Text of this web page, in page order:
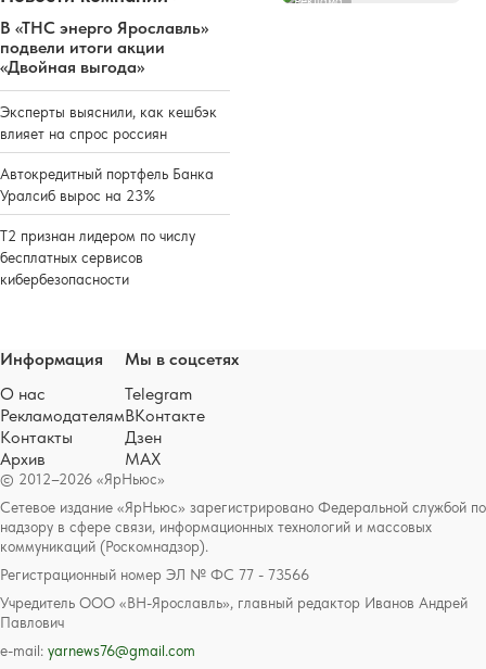
В «ТНС энерго Ярославль»
подвели итоги акции
«Двойная выгода»
Эксперты выяснили, как кешбэк
влияет на спрос россиян
Автокредитный портфель Банка
Уралсиб вырос на 23%
Т2 признан лидером по числу
бесплатных сервисов
кибербезопасности
© 2012–2026 «ЯрНьюс»
Сетевое издание «ЯрНьюс» зарегистрировано Федеральной службой по
надзору в сфере связи, информационных технологий и массовых
коммуникаций (Роскомнадзор).
Регистрационный номер ЭЛ № ФС 77 - 73566
Учредитель ООО «ВН-Ярославль», главный редактор Иванов Андрей
Павлович
e-mail: yarnews76@gmail.com
Информация
О нас
Рекламодателям
Контакты
Архив
Мы в соцсетях
Telegram
ВКонтакте
Дзен
MAX